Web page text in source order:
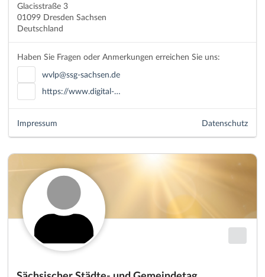
Glacisstraße 3
01099 Dresden Sachsen
Deutschland
Haben Sie Fragen oder Anmerkungen erreichen Sie uns:
wvlp@ssg-sachsen.de
https://www.digital-…
Datenschutz
Impressum